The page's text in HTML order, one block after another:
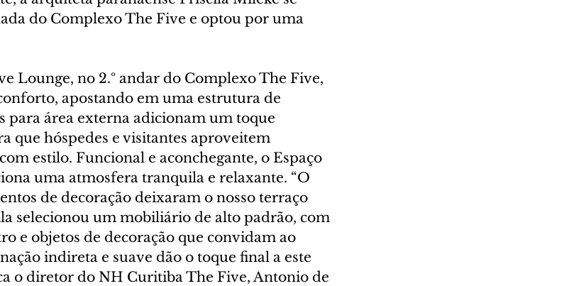
do Complexo The Five e optou por uma
Lounge, no 2.º andar do Complexo The Five,
apostando em uma estrutura de
para área externa adicionam um toque
que hóspedes e visitantes aproveitem
estilo. Funcional e aconchegante, o Espaço
uma atmosfera tranquila e relaxante. “O
de decoração deixaram o nosso terraço
selecionou um mobiliário de alto padrão, com
e objetos de decoração que convidam ao
indireta e suave dão o toque final a este
o diretor do NH Curitiba The Five, Antonio de